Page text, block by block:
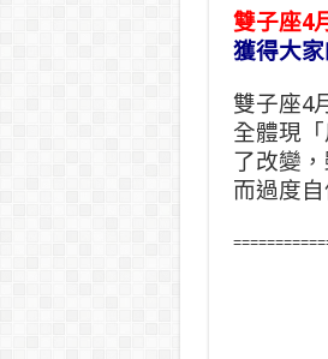
雙子座
獲得大
雙子座4
全體現
了改變
而過度